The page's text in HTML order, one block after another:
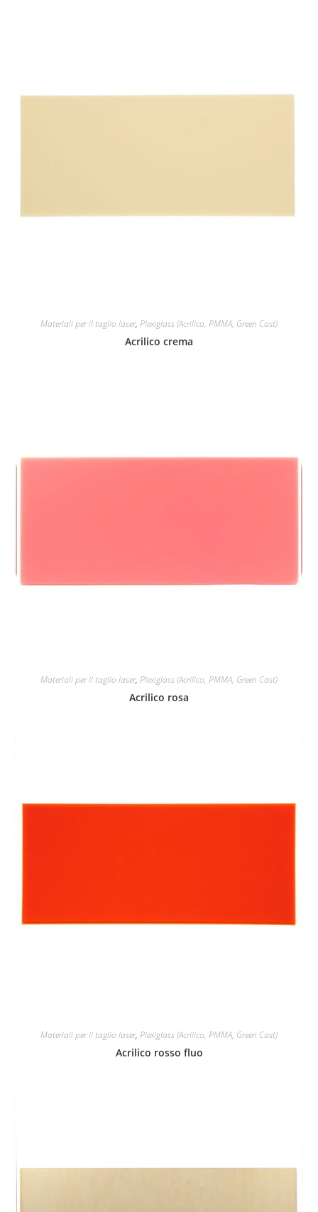
Materiali per il taglio laser, Plexiglass (Acrilico, PMMA, Green Cast)
Acrilico crema
Materiali per il taglio laser, Plexiglass (Acrilico, PMMA, Green Cast)
Acrilico rosa
Materiali per il taglio laser, Plexiglass (Acrilico, PMMA, Green Cast)
Acrilico rosso fluo